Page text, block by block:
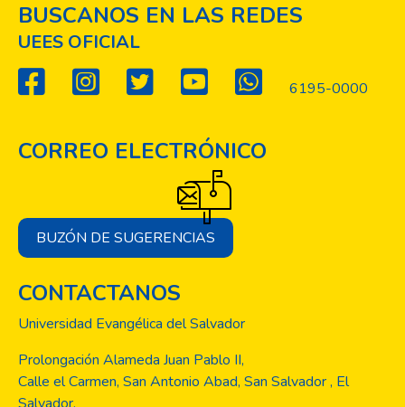
BUSCANOS EN LAS REDES
UEES OFICIAL
6195-0000
CORREO ELECTRÓNICO
BUZÓN DE SUGERENCIAS
CONTACTANOS
Universidad Evangélica del Salvador
Prolongación Alameda Juan Pablo II,
Calle el Carmen, San Antonio Abad, San Salvador , El